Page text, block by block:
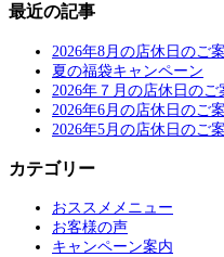
最近の記事
2026年8月の店休日のご
夏の福袋キャンペーン
2026年７月の店休日のご
2026年6月の店休日のご
2026年5月の店休日のご
カテゴリー
おススメメニュー
お客様の声
キャンペーン案内